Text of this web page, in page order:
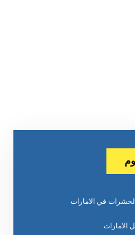
في الامارات
الامارات